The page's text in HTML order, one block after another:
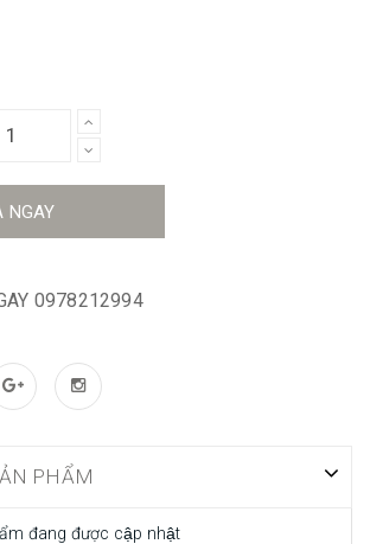
NGAY
0978212994
PHẨM
đang được cập nhật